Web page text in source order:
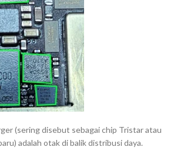
(sering disebut sebagai chip Tristaratau
adalah otak di balik distribusi daya.